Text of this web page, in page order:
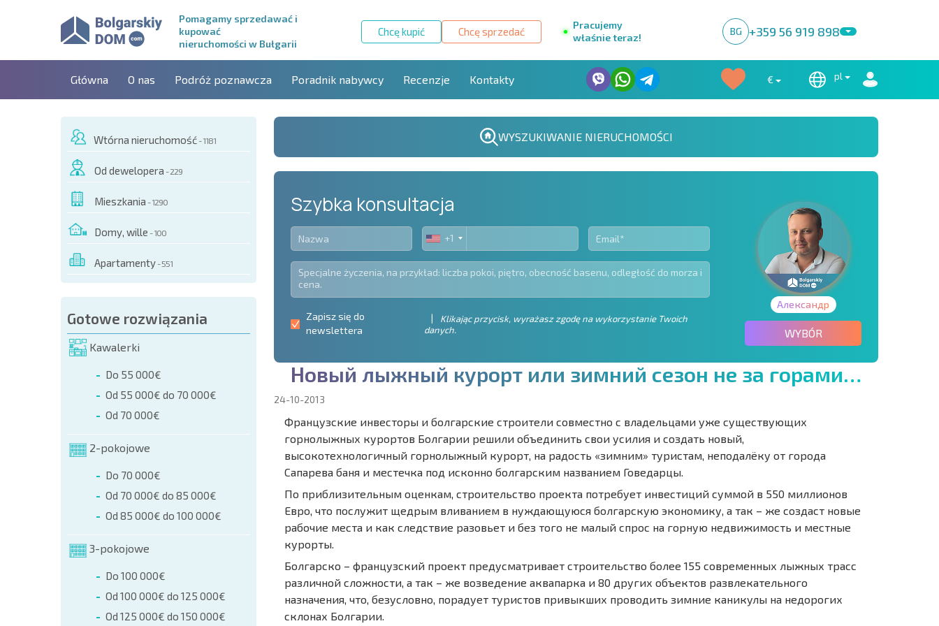
Pomagamy sprzedawać i
kupować
nieruchomości w Bułgarii
Chcę kupić Chcę sprzedać
Pracujemy
właśnie teraz!
BG +359 56 919 898
Główna O nas Podróż poznawcza Poradnik nabywcy Recenzje Kontakty € pl
Wtórna nieruchomość - 1181
Od dewelopera - 229
Mieszkania - 1290
Domy, wille - 100
Apartamenty - 551
Gotowe rozwiązania
Kawalerki
Do 55 000€
Od 55 000€ do 70 000€
Od 70 000€
2-pokojowe
Do 70 000€
Od 70 000€ do 85 000€
Od 85 000€ do 100 000€
3-pokojowe
Do 100 000€
Od 100 000€ do 125 000€
Od 125 000€ do 150 000€
WYSZUKIWANIE NIERUCHOMOŚCI
Szybka konsultacja
United
+1
+1
Zapisz się do
newslettera
Klikając przycisk, wyrażasz zgodę na wykorzystanie Twoich
danych.
Александр
WYBÓR
Новый лыжный курорт или зимний сезон не за горами…
24-10-2013
Французские инвесторы и болгарские строители совместно с владельцами уже существующих
горнолыжных курортов Болгарии решили объединить свои усилия и создать новый,
высокотехнологичный горнолыжный курорт, на радость «зимним» туристам, неподалёку от города
Сапарева баня и местечка под исконно болгарским названием Говедарцы.
По приблизительным оценкам, строительство проекта потребует инвестиций суммой в 550 миллионов
Евро, что послужит щедрым вливанием в нуждающуюся болгарскую экономику, а так – же создаст новые
рабочие места и как следствие разовьет и без того не малый спрос на горную недвижимость и местные
курорты.
Болгарско – французский проект предусматривает строительство более 155 современных лыжных трасс
различной сложности, а так – же возведение аквапарка и 80 других объектов развлекательного
назначения, что, безусловно, порадует туристов привыкших проводить зимние каникулы на недорогих
склонах Болгарии.